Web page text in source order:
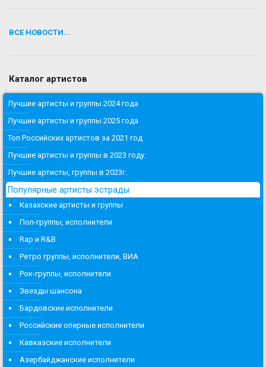
ВСЕ НОВОСТИ...
Каталог артистов
Лучшие артисты и группы 2024 года
Лучшие артисты и группы 2025 года
Топ Российских артистов за 2021 год
Лучшие артисты и группы в 2023 году.
Лучшие артисты, группы в 2023г.
Популярные артисты эстрады
Казахские артисты и группы
Поп-группы, исполнители
Rap и R&B
Ретро группы, исполнители, ВИА
Рок-группы, исполнители
Звезды шансона
Бардовские исполнители
Российские оперные исполнители
Кавказские исполнители
Азербайджанские исполнители